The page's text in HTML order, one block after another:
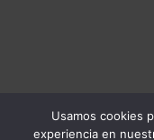
Usamos cookies
experiencia en